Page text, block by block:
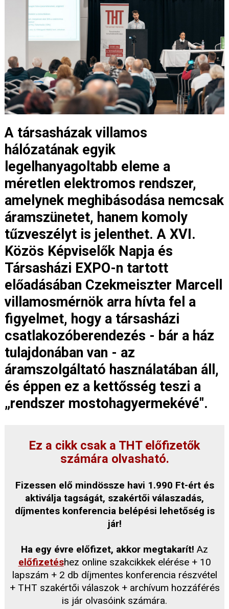
A társasházak villamos
hálózatának egyik
legelhanyagoltabb eleme a
méretlen elektromos rendszer,
amelynek meghibásodása nemcsak
áramszünetet, hanem komoly
tűzveszélyt is jelenthet. A XVI.
Közös Képviselők Napja és
Társasházi EXPO-n tartott
előadásában Czekmeiszter Marcell
villamosmérnök arra hívta fel a
figyelmet, hogy a társasházi
csatlakozóberendezés - bár a ház
tulajdonában van - az
áramszolgáltató használatában áll,
és éppen ez a kettősség teszi a
„rendszer mostohagyermekévé".
Ez a cikk csak a THT előfizetők
számára olvasható.
Fizessen elő mindössze havi 1.990 Ft-ért és
aktiválja tagságát, szakértői válaszadás,
díjmentes konferencia belépési lehetőség is
jár!
Ha egy évre előfizet, akkor megtakarít! Az
előfizetéshez online szakcikkek elérése + 10
lapszám + 2 db díjmentes konferencia részvétel
+ THT szakértői válaszok + archívum hozzáférés
is jár olvasóink számára.